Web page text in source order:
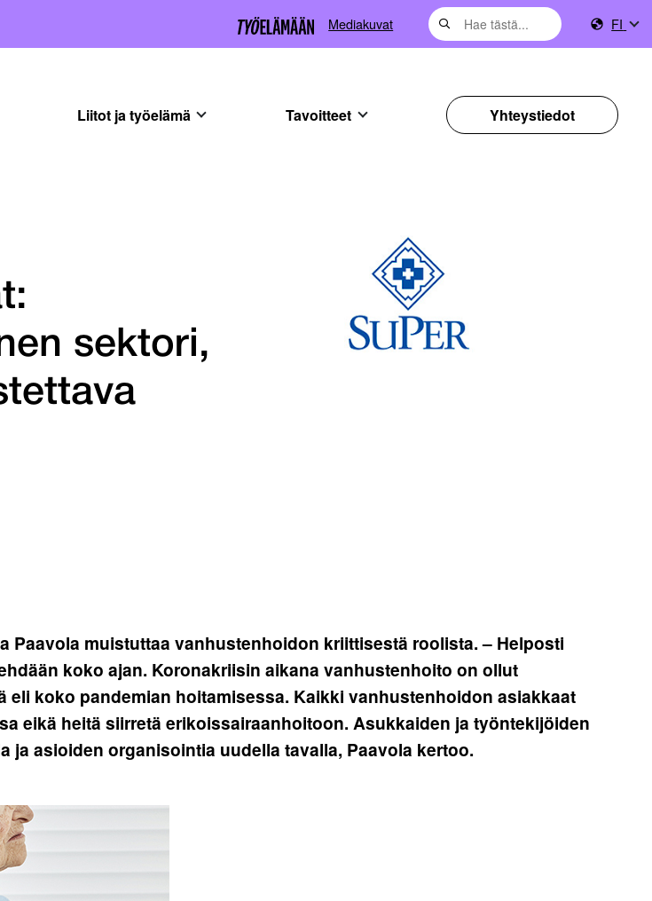
Mediakuvat FI
Liitot ja työelämä Tavoitteet Yhteystiedot
sektori,
muistuttaa vanhustenhoidon kriittisestä roolista. – Helposti
koko ajan. Koronakriisin aikana vanhustenhoito on ollut
koko pandemian hoitamisessa. Kaikki vanhustenhoidon asiakkaat
eikä heitä siirretä erikoissairaanhoitoon. Asukkaiden ja työntekijöiden
asioiden organisointia uudella tavalla, Paavola kertoo.